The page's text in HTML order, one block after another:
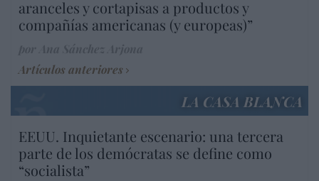
aranceles y cortapisas a productos y
compañías americanas (y europeas)”
Artículos anteriores
LA CASA BLANCA
EEUU. Inquietante escenario: una tercera
parte de los demócratas se define como
“socialista”